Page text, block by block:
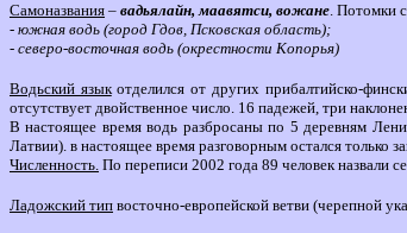
Самоназвания – вадьялайн, маавятси, вожане. Потомки
- южная водь (город Гдов, Псковская область);
- северо-восточная водь (окрестности Копорья)
Водьский языкотделился от других прибалтийско-
отсутствует двойственное число. 16 падежей, три
В настоящее время водь разбросаны по 5 деревням
Латвии). в настоящее время разговорным остался только
Численность. По переписи 2002 года 89 человек назвали
Ладожский тип восточно-европейской ветви (черепной